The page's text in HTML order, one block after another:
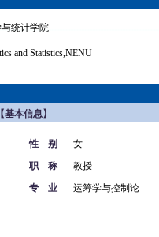
统计学院
and Statistics,NENU
【基本信息】
性 别
女
职 称
教授
专 业
运筹学与控制论